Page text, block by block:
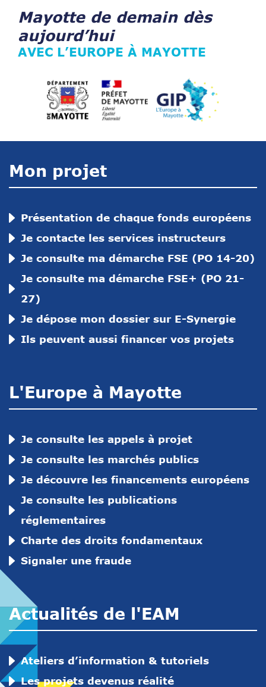
Mayotte de demain dès
aujourd’hui
AVEC L’EUROPE À MAYOTTE
Mon projet
Présentation de chaque fonds européens
Je contacte les services instructeurs
Je consulte ma démarche FSE (PO 14-20)
Je consulte ma démarche FSE+ (PO 21-
27)
Je dépose mon dossier sur E-Synergie
Ils peuvent aussi financer vos projets
L'Europe à Mayotte
Je consulte les appels à projet
Je consulte les marchés publics
Je découvre les financements européens
Je consulte les publications
réglementaires
Charte des droits fondamentaux
Signaler une fraude
Actualités de l'EAM
Ateliers d’information & tutoriels
Les projets devenus réalité